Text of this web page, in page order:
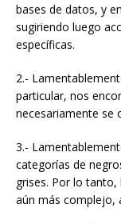
bases de datos, y
sugiriendo luego
específicas.
2.-
particular, nos
necesariamente se
3.-
categorías de
grises. Por lo tanto,
aún más complejo,